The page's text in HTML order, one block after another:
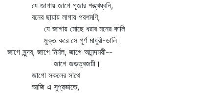
যে জাগায় জাগে পূজার শঙ্খধ্বনি,
বনের ছায়ায় লাগায় পরশমণি,
যে জাগায় মোছে ধরার মনের কালি
মুক্ত করে সে পূর্ণ মাধুরী-ডালি।
জাগে সুন্দর, জাগে নির্মল, জাগে আনন্দময়ী--
জাগে জড়ত্বজয়ী।
জাগো সকলের সাথে
আজি এ সুপ্রভাতে,